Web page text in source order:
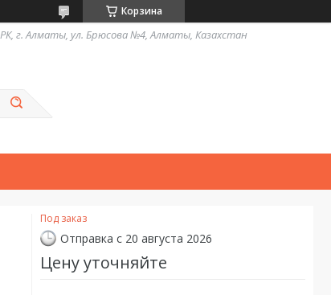
Корзина
РК, г. Алматы, ул. Брюсова №4, Алматы, Казахстан
Под заказ
Отправка с 20 августа 2026
Цену уточняйте